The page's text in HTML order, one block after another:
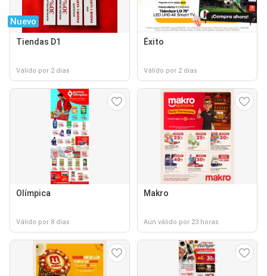
Nuevo
Tiendas D1
Válido por 2 días
Éxito
Válido por 2 días
Olímpica
Válido por 8 días
Makro
Aún válido por 23 horas